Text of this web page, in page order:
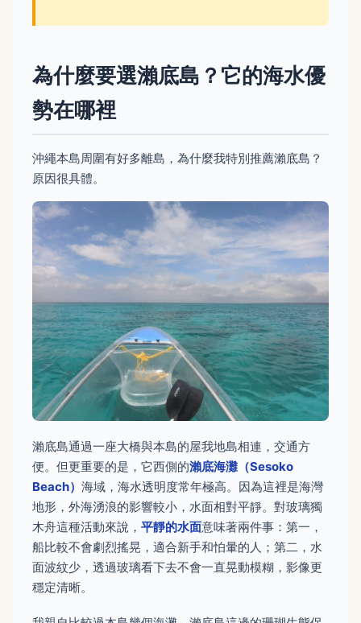
為什麼要選瀨底島？它的海水優
勢在哪裡
沖繩本島周圍有好多離島，為什麼我特別推薦瀨底島？
原因很具體。
瀨底島通過一座大橋與本島的屋我地島相連，交通方
便。但更重要的是，它西側的瀨底海灘（Sesoko
Beach） 海域，海水透明度常年極高。因為這裡是海灣
地形，外海湧浪的影響較小，水面相對平靜。對玻璃獨
木舟這種活動來說， 平靜的水面意味著兩件事：第一，
船比較不會劇烈搖晃，適合新手和怕暈的人；第二，水
面波紋少，透過玻璃看下去不會一直晃動模糊，影像更
穩定清晰。